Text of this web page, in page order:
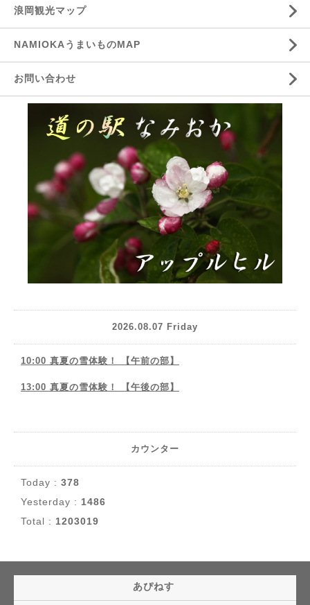
浪岡観光マップ
NAMIOKAうまいものMAP
お問い合わせ
2026.08.07 Friday
10:00 真夏の雪体験！ 【午前の部】
13:00 真夏の雪体験！ 【午後の部】
カウンター
Today : 378
Yesterday : 1486
Total : 1203019
あぴねす